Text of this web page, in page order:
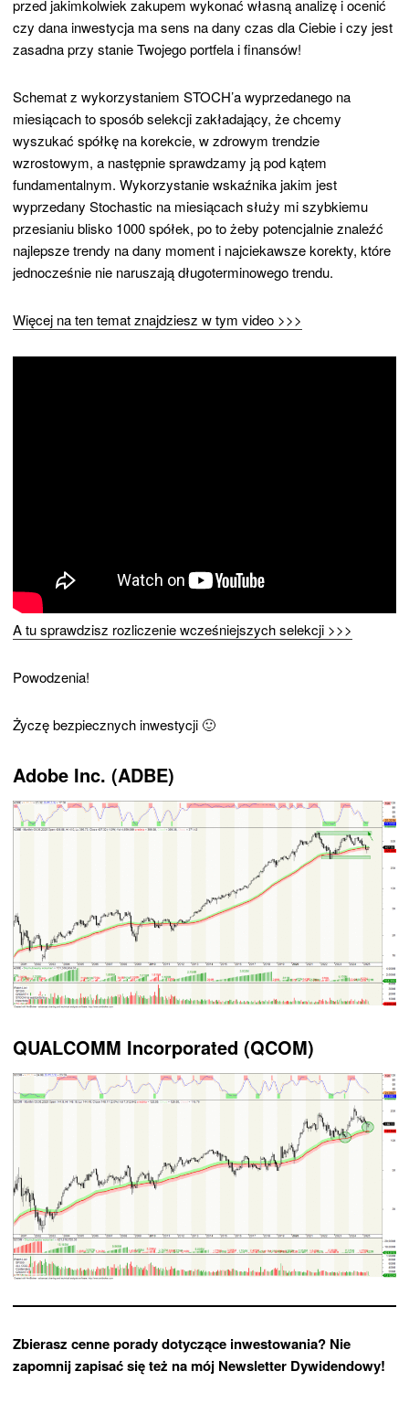
przed jakimkolwiek zakupem wykonać własną analizę i ocenić
czy dana inwestycja ma sens na dany czas dla Ciebie i czy jest
zasadna przy stanie Twojego portfela i finansów!
Schemat z wykorzystaniem STOCH’a wyprzedanego na
miesiącach to sposób selekcji zakładający, że chcemy
wyszukać spółkę na korekcie, w zdrowym trendzie
wzrostowym, a następnie sprawdzamy ją pod kątem
fundamentalnym. Wykorzystanie wskaźnika jakim jest
wyprzedany Stochastic na miesiącach służy mi szybkiemu
przesianiu blisko 1000 spółek, po to żeby potencjalnie znaleźć
najlepsze trendy na dany moment i najciekawsze korekty, które
jednocześnie nie naruszają długoterminowego trendu.
Więcej na ten temat znajdziesz w tym video >>>
A tu sprawdzisz rozliczenie wcześniejszych selekcji >>>
Powodzenia!
Życzę bezpiecznych inwestycji 🙂
Adobe Inc. (ADBE)
QUALCOMM Incorporated (QCOM)
Zbierasz cenne porady dotyczące inwestowania? Nie
zapomnij zapisać się też na mój Newsletter Dywidendowy!